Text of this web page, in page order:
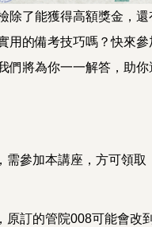
除了能獲得高額獎金，
用的備考技巧嗎？快來
們將為你一一解答，助
需參加本講座，方可領取
原訂的管院008可能會改